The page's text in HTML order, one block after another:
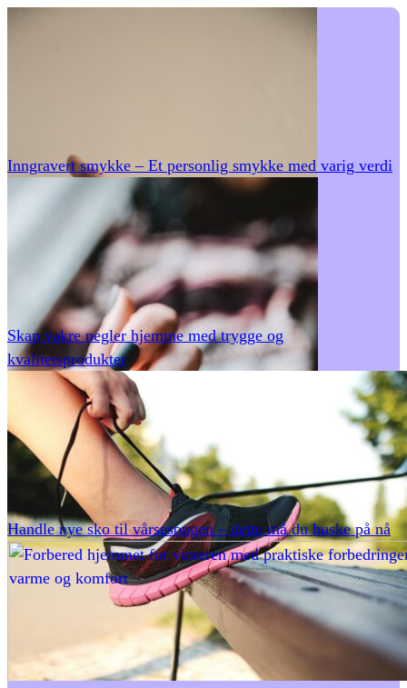
Inngravert smykke – Et personlig smykke med varig verdi
Skap vakre negler hjemme med trygge og
kvalitetsprodukter
Handle nye sko til vårsesongen – dette må du huske på nå